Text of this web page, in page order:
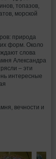
топазов,
морской
природа
форм. Около
слова
Александра
– эти
интересные
вечности и